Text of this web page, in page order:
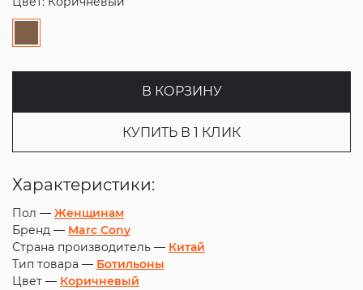
В КОРЗИНУ
КУПИТЬ В 1 КЛИК
Характеристики:
Пол — Женщинам
Бренд — Marc Cony
Страна производитель — Китай
Тип товара — Ботильоны
Цвет — Коричневый